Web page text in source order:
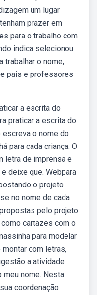
um lugar
prazer em
para o trabalho com
indica selecionou
trabalhar o nome,
pais e professores
a escrita do
praticar a escrita do
escreva o nome do
para cada criança. O
letra de imprensa e
deixe que. Webpara
o projeto
no nome de cada
pelo projeto
cartazes com o
para modelar
com letras,
a atividade
meu nome. Nesta
coordenação